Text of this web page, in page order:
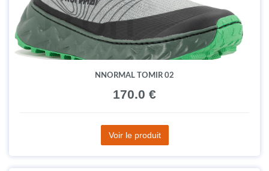
NNORMAL TOMIR 02
170.0 €
Voir le produit